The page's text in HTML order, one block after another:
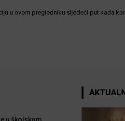
u ovom pregledniku sljedeći put kada